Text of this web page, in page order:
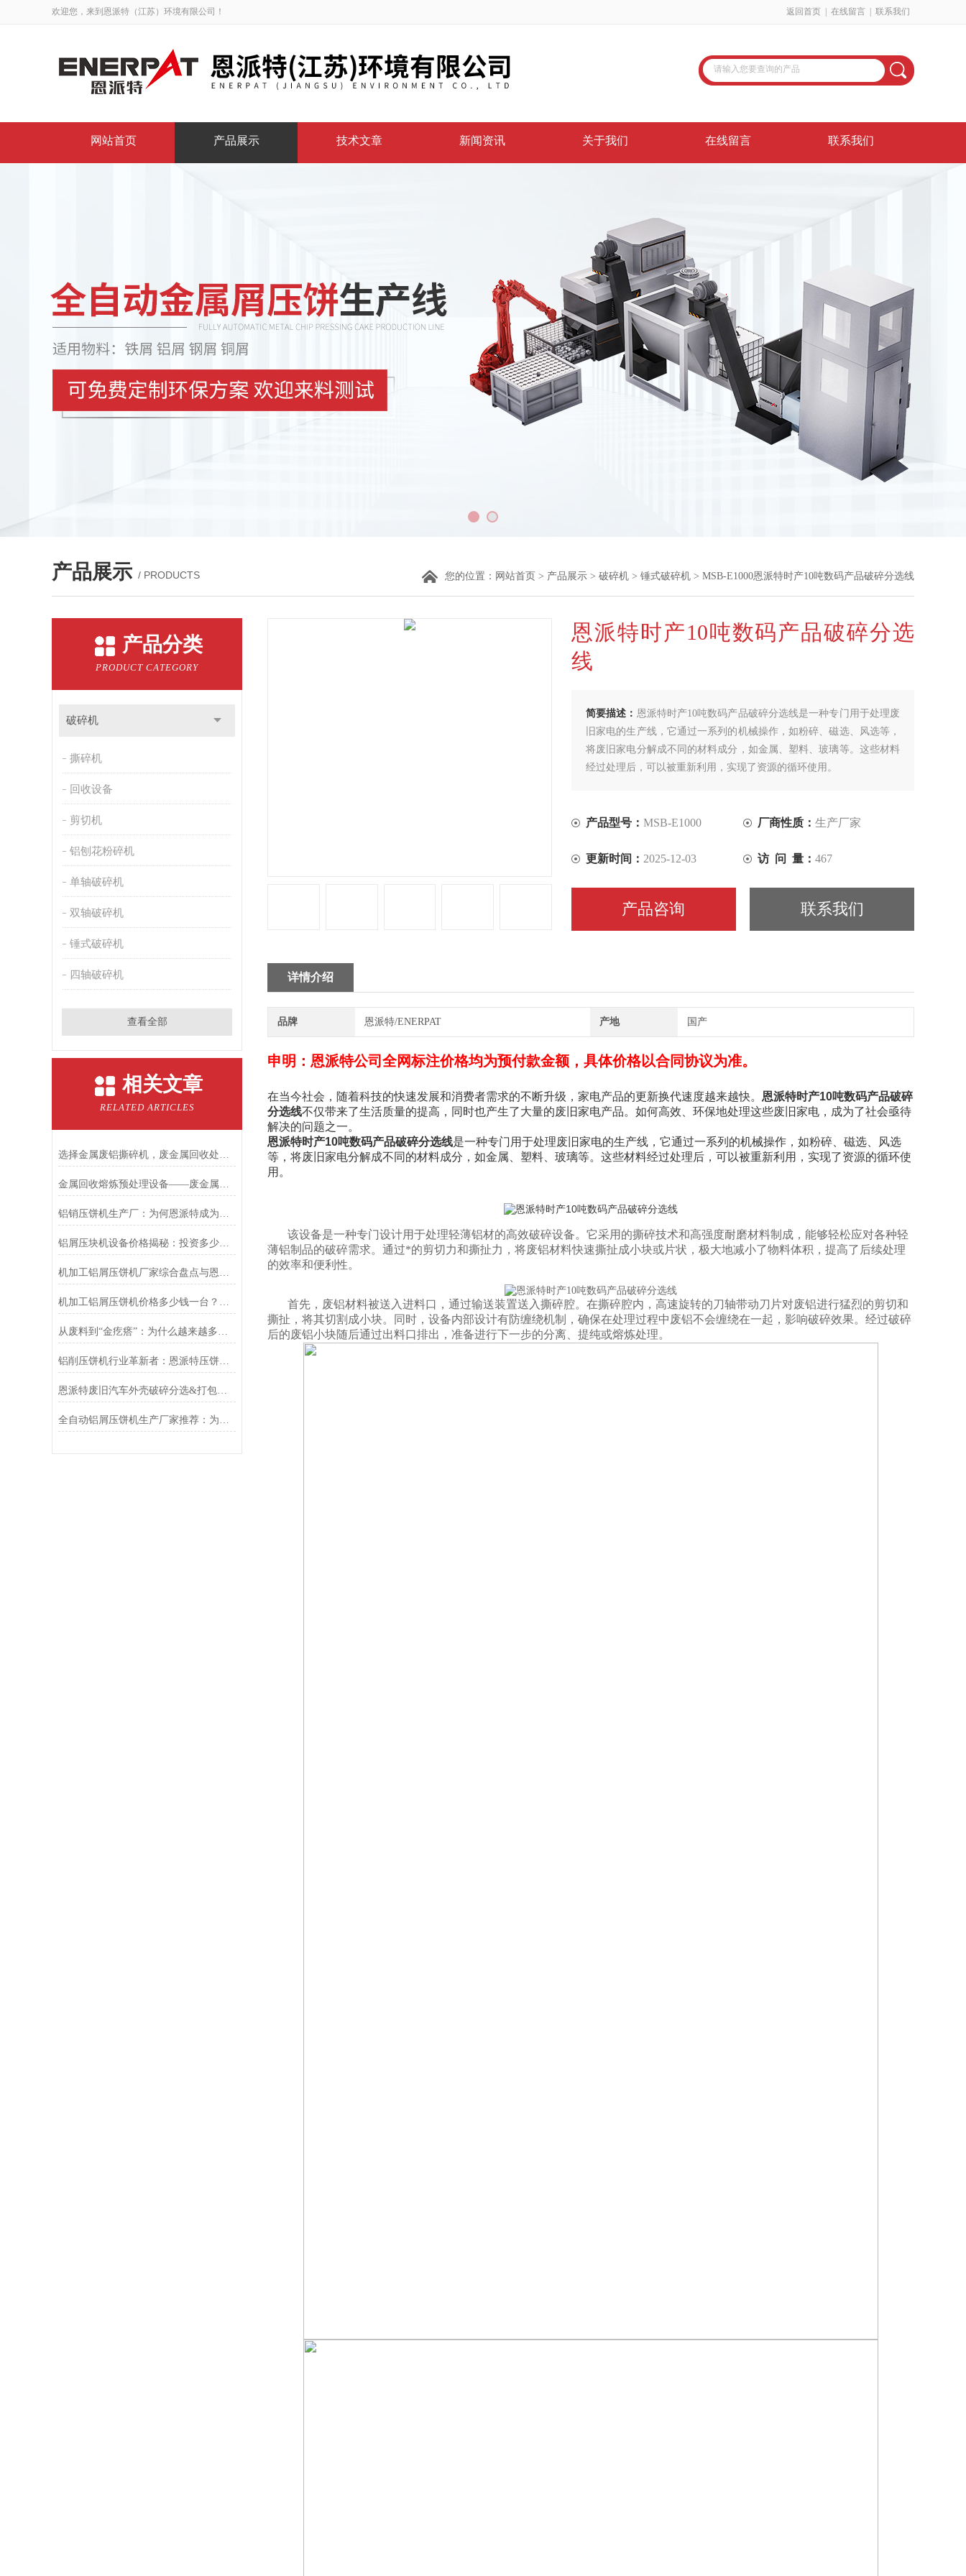
欢迎您，来到恩派特（江苏）环境有限公司！ 返回首页 在线留言 联系我们
网站首页 产品展示 技术文章 新闻资讯 关于我们 在线留言 联系我们
产品展示 / PRODUCTS 您的位置： 网站首页 > 产品展示 > 破碎机 > 锤式破碎机 > MSB-E1000恩派特时产10吨数码产品破碎分选线
产品分类
PRODUCT CATEGORY
破碎机
撕碎机
回收设备
剪切机
铝刨花粉碎机
单轴破碎机
双轴破碎机
锤式破碎机
四轴破碎机
查看全部
相关文章
RELATED ARTICLES
选择金属废铝撕碎机，废金属回收处理不再是难题
金属回收熔炼预处理设备——废金属锤击撕碎机
铝销压饼机生产厂：为何恩派特成为行业信赖的优选品牌？
铝屑压块机设备价格揭秘：投资多少？为何恩派特值得选择？
机加工铝屑压饼机厂家综合盘点与恩派特品牌实力解析
机加工铝屑压饼机价格多少钱一台？恩派特品牌助您实现价值回收与成本控制
从废料到“金疙瘩”：为什么越来越多工厂选择恩派特铜屑压块机？
铝削压饼机行业革新者：恩派特压饼机高效资源回收新时代
恩派特废旧汽车外壳破碎分选&打包解决方案，让回收效率翻倍！
全自动铝屑压饼机生产厂家推荐：为何恩派特成为机加工行业的“标配”？
恩派特时产10吨数码产品破碎分选
线
简要描述： 恩派特时产10吨数码产品破碎分选线是一种专门用于处理废
旧家电的生产线，它通过一系列的机械操作，如粉碎、磁选、风选等，
将废旧家电分解成不同的材料成分，如金属、塑料、玻璃等。这些材料
经过处理后，可以被重新利用，实现了资源的循环使用。
产品型号： MSB-E1000 厂商性质： 生产厂家
更新时间： 2025-12-03 访 问 量： 467
产品咨询 联系我们
详情介绍
品牌 恩派特/ENERPAT 产地 国产
申明：恩派特公司全网标注价格均为预付款金额，具体价格以合同协议为准。
在当今社会，随着科技的快速发展和消费者需求的不断升级，家电产品的更新换代速度越来越快。 恩派特时产10吨数码产品破碎
分选线不仅带来了生活质量的提高，同时也产生了大量的废旧家电产品。如何高效、环保地处理这些废旧家电，成为了社会亟待
解决的问题之一。
恩派特时产10吨数码产品破碎分选线是一种专门用于处理废旧家电的生产线，它通过一系列的机械操作，如粉碎、磁选、风选
等，将废旧家电分解成不同的材料成分，如金属、塑料、玻璃等。这些材料经过处理后，可以被重新利用，实现了资源的循环使
用。
该设备是一种专门设计用于处理轻薄铝材的高效破碎设备。它采用的撕碎技术和高强度耐磨材料制成，能够轻松应对各种轻
薄铝制品的破碎需求。通过*的剪切力和撕扯力，将废铝材料快速撕扯成小块或片状，极大地减小了物料体积，提高了后续处理
的效率和便利性。
首先，废铝材料被送入进料口，通过输送装置送入撕碎腔。在撕碎腔内，高速旋转的刀轴带动刀片对废铝进行猛烈的剪切和
撕扯，将其切割成小块。同时，设备内部设计有防缠绕机制，确保在处理过程中废铝不会缠绕在一起，影响破碎效果。经过破碎
后的废铝小块随后通过出料口排出，准备进行下一步的分离、提纯或熔炼处理。